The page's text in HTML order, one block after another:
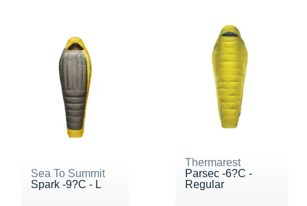
Sea To Summit
Spark -9?C - L
Thermarest
Parsec -6?C -
Regular